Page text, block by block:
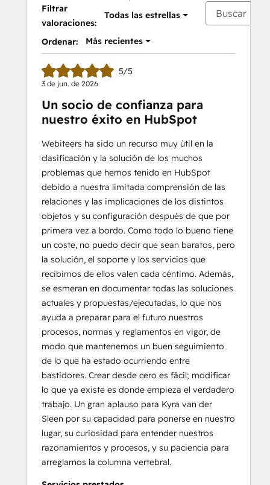
Filtrar
valoraciones:
Todas las estrellas
Ordenar: Más recientes
5/5
3 de jun. de 2026
Un socio de confianza para
nuestro éxito en HubSpot
Webiteers ha sido un recurso muy útil en la
clasificación y la solución de los muchos
problemas que hemos tenido en HubSpot
debido a nuestra limitada comprensión de las
relaciones y las implicaciones de los distintos
objetos y su configuración después de que por
primera vez a bordo. Como todo lo bueno tiene
un coste, no puedo decir que sean baratos, pero
la solución, el soporte y los servicios que
recibimos de ellos valen cada céntimo. Además,
se esmeran en documentar todas las soluciones
actuales y propuestas/ejecutadas, lo que nos
ayuda a preparar para el futuro nuestros
procesos, normas y reglamentos en vigor, de
modo que mantenemos un buen seguimiento
de lo que ha estado ocurriendo entre
bastidores. Crear desde cero es fácil; modificar
lo que ya existe es donde empieza el verdadero
trabajo. Un gran aplauso para Kyra van der
Sleen por su capacidad para ponerse en nuestro
lugar, su curiosidad para entender nuestros
razonamientos y procesos, y su paciencia para
arreglarnos la columna vertebral.